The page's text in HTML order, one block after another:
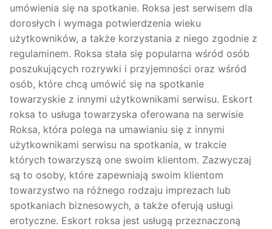
umówienia się na spotkanie. Roksa jest serwisem dla
dorosłych i wymaga potwierdzenia wieku
użytkowników, a także korzystania z niego zgodnie z
regulaminem. Roksa stała się popularna wśród osób
poszukujących rozrywki i przyjemności oraz wśród
osób, które chcą umówić się na spotkanie
towarzyskie z innymi użytkownikami serwisu. Eskort
roksa to usługa towarzyska oferowana na serwisie
Roksa, która polega na umawianiu się z innymi
użytkownikami serwisu na spotkania, w trakcie
których towarzyszą one swoim klientom. Zazwyczaj
są to osoby, które zapewniają swoim klientom
towarzystwo na różnego rodzaju imprezach lub
spotkaniach biznesowych, a także oferują usługi
erotyczne. Eskort roksa jest usługą przeznaczoną